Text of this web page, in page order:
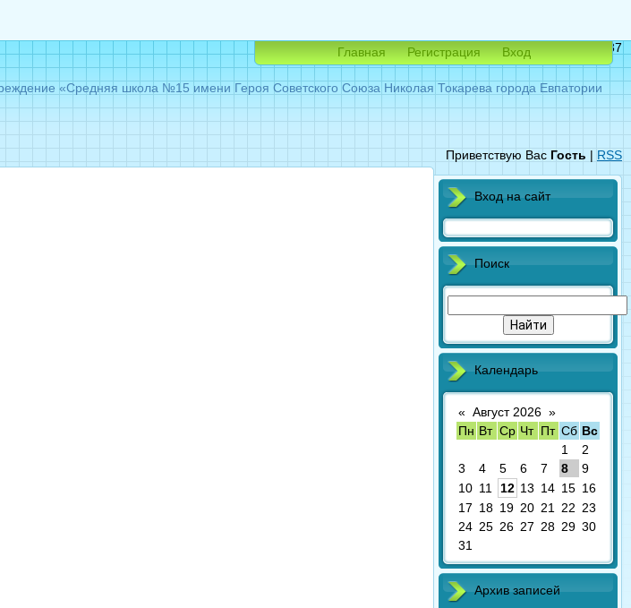
Суббота, 08.08.2026, 18:37
Приветствую Вас Гость | RSS
«Средняя школа №15 имени Героя Советского Союза Николая Токарева города Евпатории
Главная Регистрация Вход
Вход на сайт
Поиск
Календарь
« Август 2026 »
Пн Вт Ср Чт Пт Сб Вс
1
2
3
4 5 6 7 8
9
10 11 12 13 14 15 16
17 18 19 20 21 22 23
24 25 26 27 28 29 30
31
Архив записей